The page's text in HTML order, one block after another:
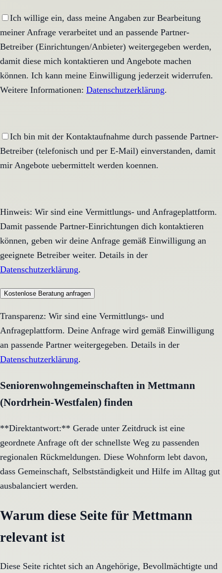
Ich willige ein, dass meine Angaben zur Bearbeitung
meiner Anfrage verarbeitet und an passende Partner-
Betreiber (Einrichtungen/Anbieter) weitergegeben werden,
damit diese mich kontaktieren und Angebote machen
können. Ich kann meine Einwilligung jederzeit widerrufen.
Weitere Informationen: Datenschutzerklärung.
Ich bin mit der Kontaktaufnahme durch passende Partner-
Betreiber (telefonisch und per E-Mail) einverstanden, damit
mir Angebote uebermittelt werden koennen.
Hinweis: Wir sind eine Vermittlungs- und Anfrageplattform.
Damit passende Partner-Einrichtungen dich kontaktieren
können, geben wir deine Anfrage gemäß Einwilligung an
geeignete Betreiber weiter. Details in der
Datenschutzerklärung.
Kostenlose Beratung anfragen
Transparenz: Wir sind eine Vermittlungs- und
Anfrageplattform. Deine Anfrage wird gemäß Einwilligung
an passende Partner weitergegeben. Details in der
Datenschutzerklärung.
Seniorenwohngemeinschaften in Mettmann
(Nordrhein-Westfalen) finden
**Direktantwort:** Gerade unter Zeitdruck ist eine
geordnete Anfrage oft der schnellste Weg zu passenden
regionalen Rückmeldungen. Diese Wohnform lebt davon,
dass Gemeinschaft, Selbstständigkeit und Hilfe im Alltag gut
ausbalanciert werden.
Warum diese Seite für Mettmann
relevant ist
Diese Seite richtet sich an Angehörige, Bevollmächtigte und